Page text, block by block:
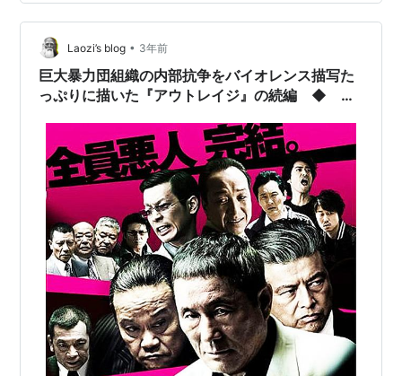
Laozi’s blog • 3年前
巨大暴力団組織の内部抗争をバイオレンス描写た
っぷりに描いた『アウトレイジ』の続編 ◆